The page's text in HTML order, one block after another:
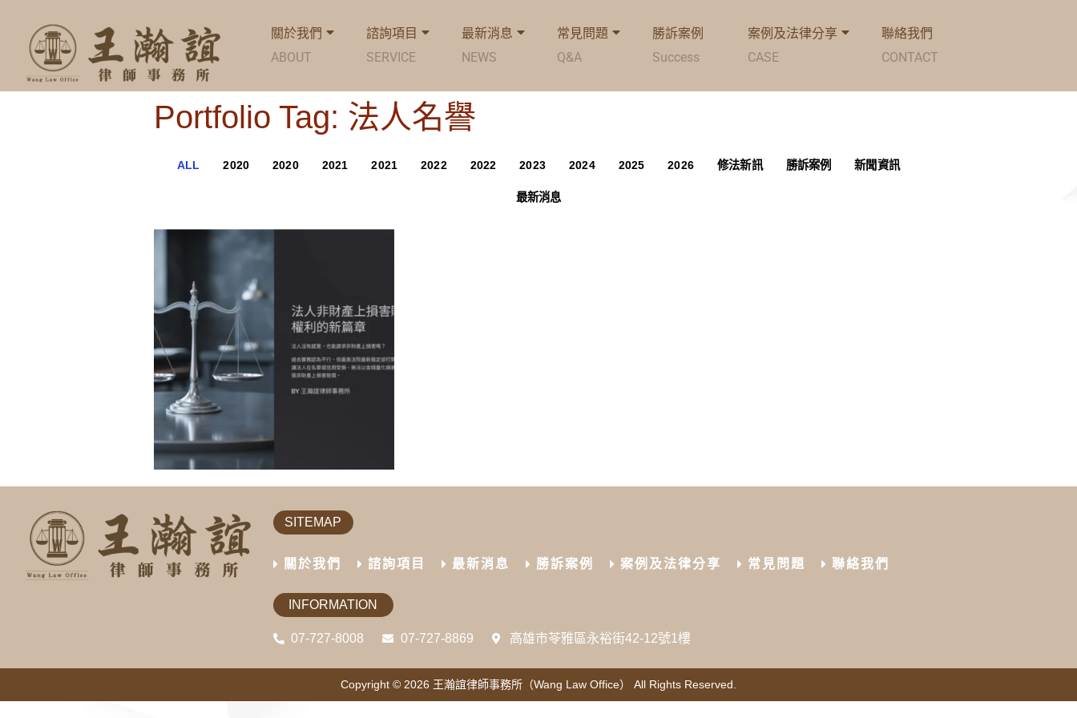
關於我們
ABOUT
諮詢項目
SERVICE
最新消息
NEWS
常見問題
Q&A
勝訴案例
Success
案例及法律分享
CASE
聯絡我們
CONTACT
Portfolio Tag: 法人名譽
ALL 2020 2020 2021 2021 2022 2022 2023 2024 2025 2026 修法新訊 勝訴案例 新聞資訊
最新消息
SITEMAP
關於我們 諮詢項目 最新消息 勝訴案例 案例及法律分享 常見問題 聯絡我們
INFORMATION
07-727-8008 07-727-8869 高雄市苓雅區永裕街42-12號1樓
Copyright © 2026 王瀚誼律師事務所（Wang Law Office） All Rights Reserved.